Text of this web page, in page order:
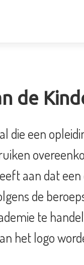
de
die een
aan dat
de
te
het logo